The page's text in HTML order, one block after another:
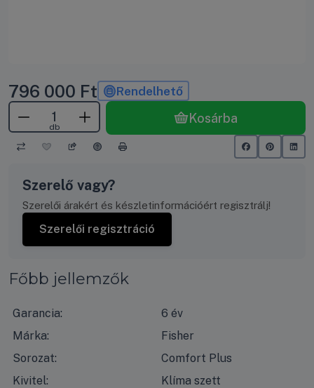
796 000 Ft Rendelhető
db
Kosárba
Szerelő vagy?
Szerelői árakért és készletinformációért regisztrálj!
Szerelői regisztráció
Főbb jellemzők
Garancia:
6 év
Márka:
Fisher
Sorozat:
Comfort Plus
Kivitel:
Klíma szett